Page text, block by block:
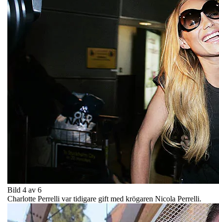
Bild 4 av 6
Charlotte Perrelli var tidigare gift med krögaren Nicola Perrelli.